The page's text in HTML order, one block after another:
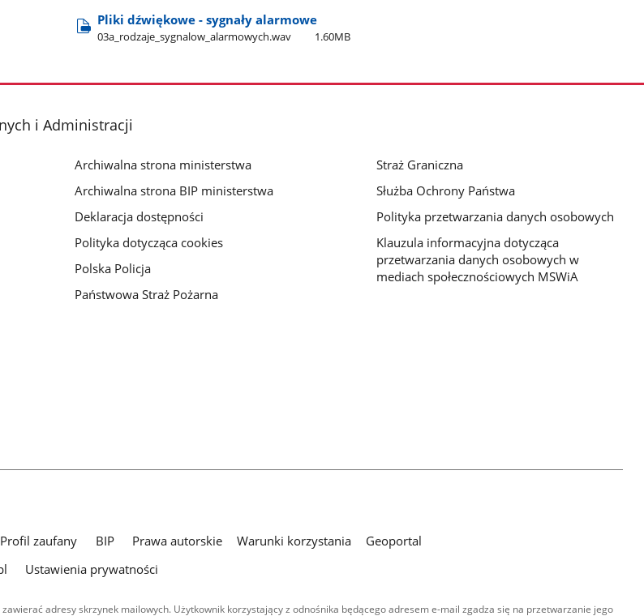
Pliki dźwiękowe - sygnały alarmowe
03a​_rodzaje​_sygnalow​_alarmowych.wav 1.60MB
i Administracji
Archiwalna strona ministerstwa
Archiwalna strona BIP ministerstwa
Deklaracja dostępności
Polityka dotycząca cookies
Polska Policja
Państwowa Straż Pożarna
Straż Graniczna
Służba Ochrony Państwa
Polityka przetwarzania danych osobowych
Klauzula informacyjna dotycząca
przetwarzania danych osobowych w
mediach społecznościowych MSWiA
Profil zaufany BIP Prawa autorskie Warunki korzystania
Geoportal
Ustawienia prywatności
adresy skrzynek mailowych. Użytkownik korzystający z odnośnika będącego adresem e-mail zgadza się na przetwarzanie jego